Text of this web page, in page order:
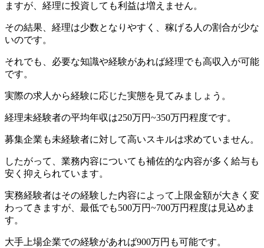
ますが、経理に投資しても利益は増えません。
その結果、経理は少数となりやすく、稼げる人の割合が少な
いのです。
それでも、必要な知識や経験があれば経理でも高収入が可能
です。
実際の求人から経験に応じた実態を見てみましょう。
経理未経験者の平均年収は250万円~350万円程度です。
募集企業も未経験者に対して高いスキルは求めていません。
したがって、業務内容についても補佐的な内容が多く給与も
安く抑えられています。
実務経験者はその経験した内容によって上限金額が大きく変
わってきますが、最低でも500万円~700万円程度は見込めま
す。
大手上場企業での経験があれば900万円も可能です。